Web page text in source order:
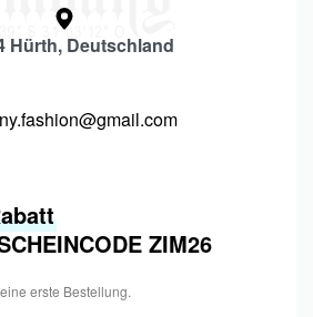
Hürth, Deutschland
ZIM26
erste Bestellung.